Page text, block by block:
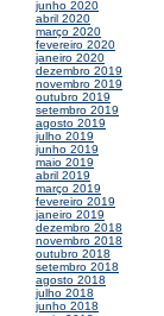
junho 2020
abril 2020
março 2020
fevereiro 2020
janeiro 2020
dezembro 2019
novembro 2019
outubro 2019
setembro 2019
agosto 2019
julho 2019
junho 2019
maio 2019
abril 2019
março 2019
fevereiro 2019
janeiro 2019
dezembro 2018
novembro 2018
outubro 2018
setembro 2018
agosto 2018
julho 2018
junho 2018